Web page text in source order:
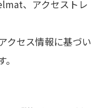
、アクセストレ
クセス情報に基づい